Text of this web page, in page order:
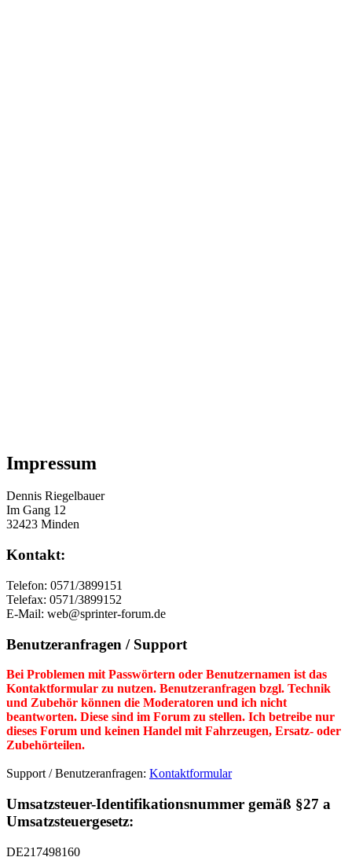
Impressum
Dennis Riegelbauer
Im Gang 12
32423 Minden
Kontakt:
Telefon: 0571/3899151
Telefax: 0571/3899152
E-Mail: web@sprinter-forum.de
Benutzeranfragen / Support
Bei Problemen mit Passwörtern oder Benutzernamen ist das
Kontaktformular zu nutzen. Benutzeranfragen bzgl. Technik
und Zubehör können die Moderatoren und ich nicht
beantworten. Diese sind im Forum zu stellen. Ich betreibe nur
dieses Forum und keinen Handel mit Fahrzeugen, Ersatz- oder
Zubehörteilen.
Support / Benutzeranfragen: Kontaktformular
Umsatzsteuer-Identifikationsnummer gemäß §27 a
Umsatzsteuergesetz:
DE217498160